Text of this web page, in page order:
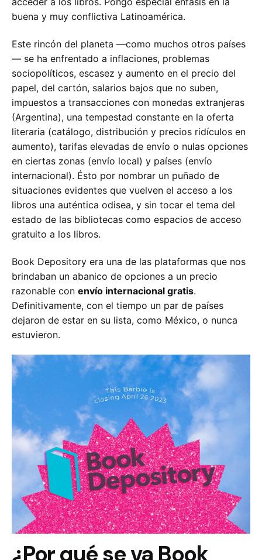
buena y muy conflictiva Latinoamérica.
Este rincón del planeta —como muchos otros países
— se ha enfrentado a inflaciones, problemas
sociopolíticos, escasez y aumento en el precio del
papel, del cartón, salarios bajos que no suben,
impuestos a transacciones con monedas extranjeras
(Argentina), una tempestad constante en la oferta
literaria (catálogo, distribución y precios ridículos en
aumento), tarifas elevadas de envío o nulas opciones
en ciertas zonas (envío local) y países (envío
internacional). Ésto por nombrar un puñado de
situaciones evidentes que vuelven el acceso a los
libros una auténtica odisea, y sin tocar el tema del
estado de las bibliotecas como espacios de acceso
gratuito a los libros.
Book Depository era una de las plataformas que nos
brindaban un abanico de opciones a un precio
razonable con envío internacional gratis.
Definitivamente, con el tiempo un par de países
dejaron de estar en su lista, como México, o nunca
estuvieron.